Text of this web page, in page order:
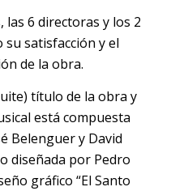
las 6 directoras y los 2
satisfacción y el
de la obra.
título de la obra y
está compuesta
Belenguer y David
diseñada por Pedro
gráfico “El Santo